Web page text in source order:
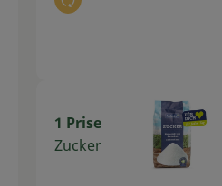
Auswahl ändern
1 Prise
Zucker